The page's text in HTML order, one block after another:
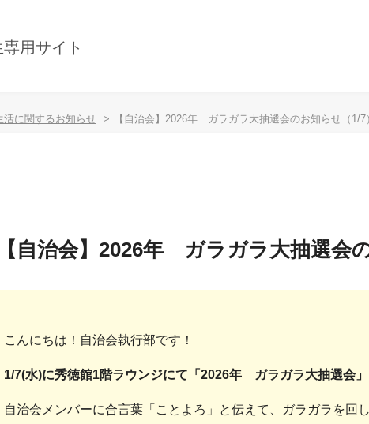
用サイト
活に関するお知らせ 【自治会】2026年 ガラガラ大抽選会のお知らせ（1/7
【自治会】2026年 ガラガラ大抽選会
こんにちは！自治会執行部です！
1/7(水)に秀徳館1階ラウンジにて「2026年 ガラガラ大抽選会」
自治会メンバーに合言葉「ことよろ」と伝えて、ガラガラを回